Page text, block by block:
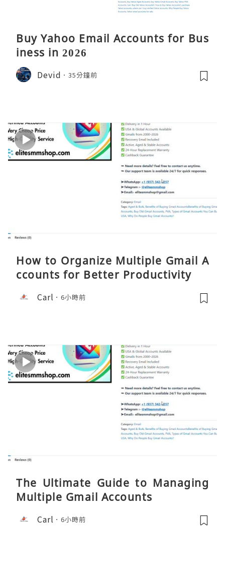
Buy Yahoo Email Accounts for Bus
iness in 2026
Devid 35分鐘前
How to Organize Multiple Gmail A
ccounts for Better Productivity
Carl 6小時前
The Ultimate Guide to Managing
Multiple Gmail Accounts
Carl 6小時前